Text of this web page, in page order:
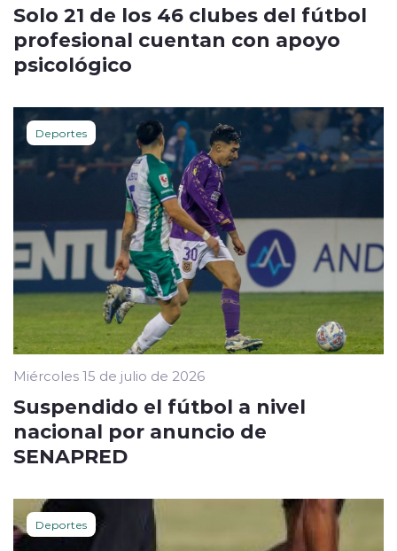
Solo 21 de los 46 clubes del fútbol
profesional cuentan con apoyo
psicológico
Deportes
Miércoles 15 de julio de 2026
Suspendido el fútbol a nivel
nacional por anuncio de
SENAPRED
Deportes